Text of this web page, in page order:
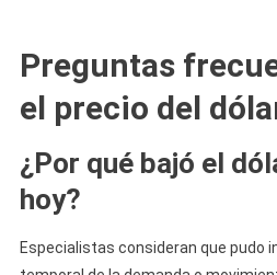
Preguntas
el precio del
¿Por qué bajó el
hoy?
Especialistas consideran que pudo